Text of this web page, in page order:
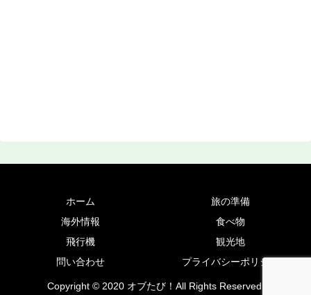
ホーム
旅の準備
海外情報
食べ物
飛行機
観光地
問い合わせ
プライバシーポリシー
Copyright © 2020 オブたび！All Rights Reserved.